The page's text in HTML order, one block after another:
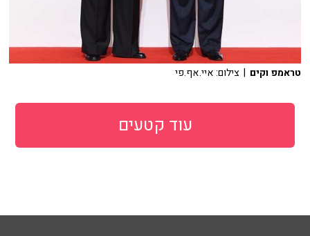
טראמפ וקים | צילום: איי.אף.פי
עוד קטעים